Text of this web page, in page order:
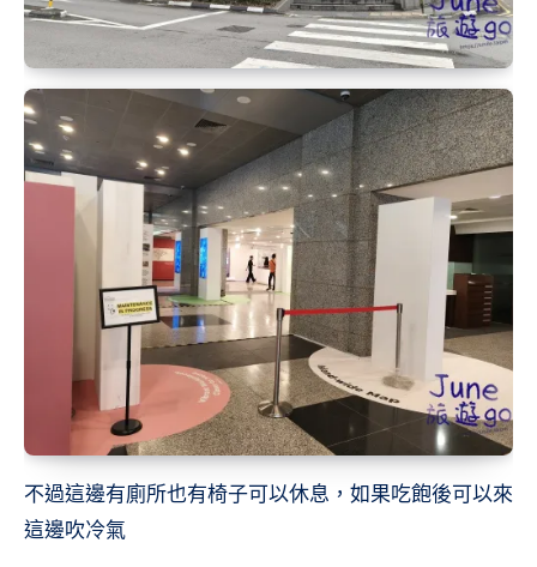
不過這邊有廁所也有椅子可以休息，如果吃飽後可以來
這邊吹冷氣